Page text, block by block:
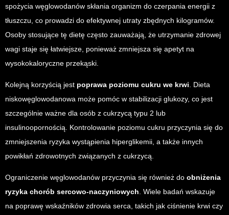
spożycia węglowodanów skłania organizm do czerpania energii z
tłuszczu, co prowadzi do efektywnej utraty zbędnych kilogramów.
Osoby stosujące tę dietę często zauważają, że utrzymanie zdrowej
wagi staje się łatwiejsze, ponieważ zmniejsza się apetyt na
wysokokaloryczne przekąski.
Kolejną korzyścią jest poprawa poziomu cukru we krwi . Dieta
niskowęglowodanowa może pomóc w stabilizacji glukozy, co jest
szczególnie ważne dla osób z cukrzycą typu 2 lub
insulinoopornością. Kontrolowanie poziomu cukru przyczynia się do
zmniejszenia ryzyka wystąpienia hiperglikemii, a także innych
powikłań zdrowotnych związanych z cukrzycą.
Ograniczenie węglowodanów przyczynia się również do obniżenia
ryzyka chorób sercowo-naczyniowych . Wiele badań wskazuje
na poprawę wskaźników zdrowia serca, takich jak ciśnienie krwi czy